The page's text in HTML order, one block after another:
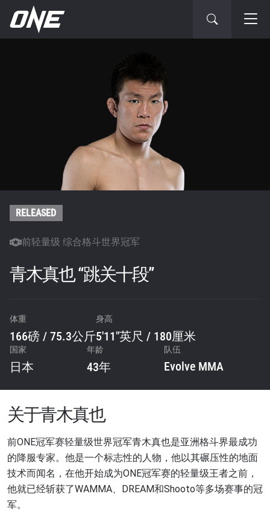
RELEASED
前轻量级 综合格斗世界冠军
青木真也 “跳关十段”
体重
166磅 / 75.3公斤
身高
5'11"英尺 / 180厘米
国家
日本
年龄
43年
队伍
Evolve MMA
关于青木真也
前ONE冠军赛轻量级世界冠军青木真也是亚洲格斗界最成功
的降服专家。他是一个标志性的人物，他以其碾压性的地面
技术而闻名，在他开始成为ONE冠军赛的轻量级王者之前，
他就已经斩获了WAMMA、DREAM和Shooto等多场赛事的冠
军。